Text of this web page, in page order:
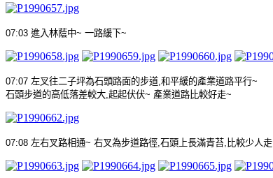
07:03 進入林蔭中~ 一路緩下~
07:07 左叉往二子坪為石頭路面的步道 和平緩的產業道路平行~
石頭步道的高低落差較大 起起伏伏~ 產業道路比較好走~
07:08 左右叉路相通~ 右叉為步道路徑 石頭上長滿青苔 比較少人走